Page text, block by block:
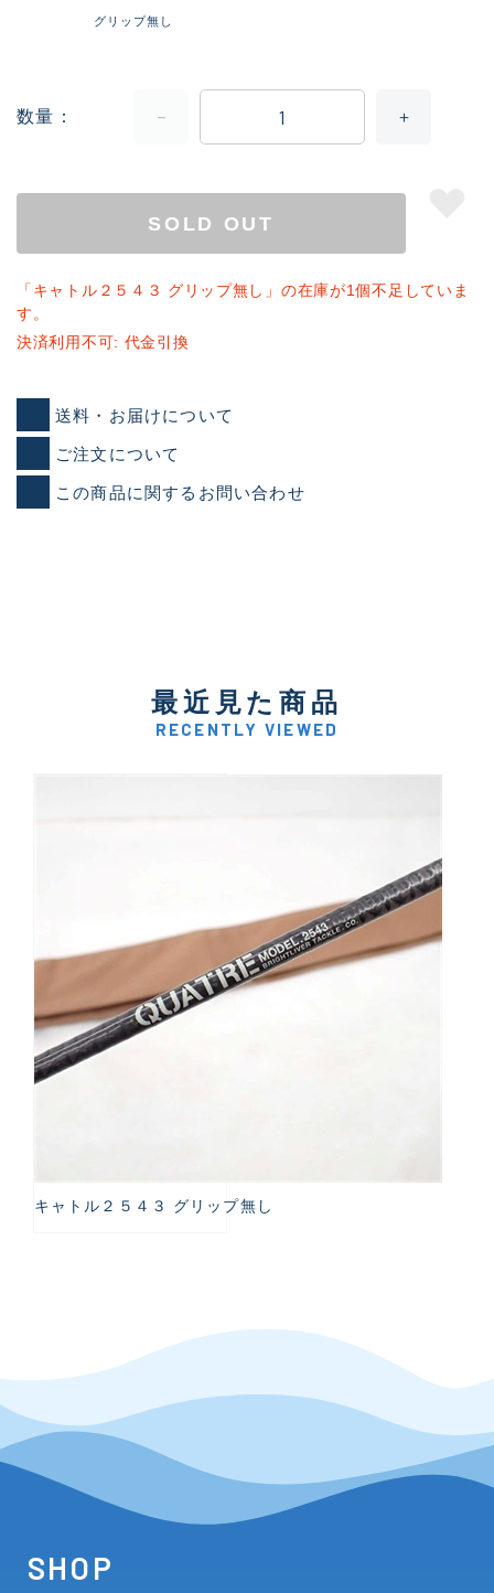
グリップ無し
数量
SOLD OUT
「キャトル２５４３ グリップ無し」の在庫が1個不足していま
す。
決済利用不可: 代金引換
送料・お届けについて
ご注文について
この商品に関するお問い合わせ
最近見た商品
RECENTLY VIEWED
キャトル２５４３ グリップ無し
SHOP